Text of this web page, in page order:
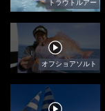
トラウトルアー
オフショアソルト